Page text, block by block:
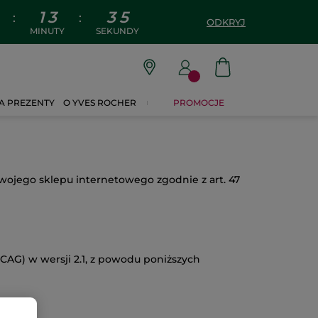
: 1 3
MINUTY
: 3 4
SEKUNDY
ODKRYJ
PREZENTY O YVES ROCHER PROMOCJE
sklepu internetowego zgodnie z art. 47
w wersji 2.1, z powodu poniższych